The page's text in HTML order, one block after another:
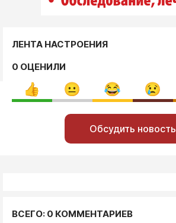
ЛЕНТА НАСТРОЕНИЯ
0 ОЦЕНИЛИ
Обсудить новость
ВСЕГО: 0 КОММЕНТАРИЕВ